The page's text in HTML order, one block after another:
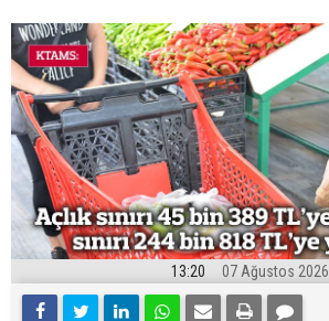
13:20 07 Ağustos 2026